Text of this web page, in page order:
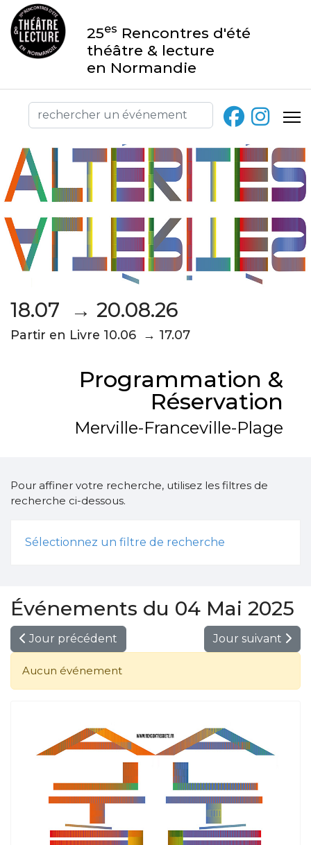
25es Rencontres d'été
théâtre & lecture
en Normandie
18.07 → 20.08.26
Partir en Livre 10.06 → 17.07
Programmation &
Réservation
Merville-Franceville-Plage
Pour affiner votre recherche, utilisez les filtres de
recherche ci-dessous.
Sélectionnez un filtre de recherche
Événements du 04 Mai 2025
Jour précédent Jour suivant
Aucun événement